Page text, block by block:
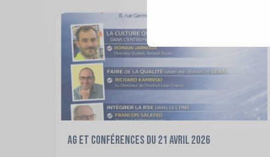
AG et Conférences du 21 avril 2026